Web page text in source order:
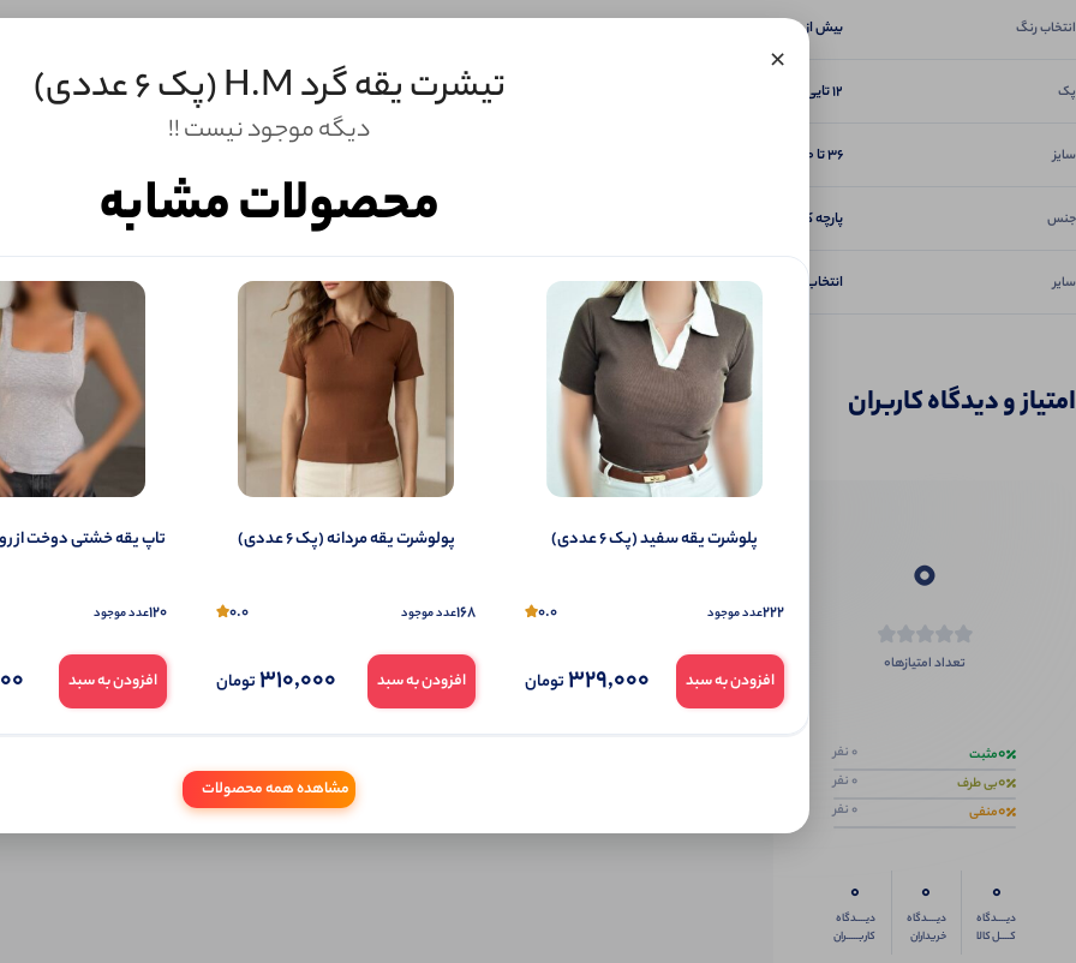
انتخاب رنگ بیش از ۱۰۰ طرح بی نظیر
پک 12 تایی, 6 تایی
سایز 36 تا 50, دارای ۴ سایز M.L.XL.XXL
جنس پارچه کبریتی پنبه گرم‌بالا
سایر انتخاب طرح ندارد رندوم و سایزبندی گزاشته میشه, بسته بندی تک سلفون, فول کش با کشسانی بالا
امتیاز و دیدگاه کاربران
0
تعداد امتیازها0
0مثبت 0 نفر
0بی طرف 0 نفر
0منفی 0 نفر
0
دیــــدگاه
کــــل کالا
0
دیــــدگاه
خریداران
0
دیــــدگاه
کاربـــــران
ثبـــــت‌دیدگاه
به‌عنوان کاربر
شما هم می‌توانید در مورد این کالا نظر دهید.
اگر این محصول را قبلا خریده باشید، دیدگاه شما به عنوان خریدار ثبت خواهد شد. همچنین در صورت
تمایل می‌توانید به صورت ناشناس نیز دیدگاه خود را ثبت کنید.
× تیشرت یقه گرد H.M (پک 6 عددی)
دیگه موجود نیست !!
محصولات مشابه
پلوشرت یقه سفید (پک 6 عددی)
222عدد موجود 0.0
افزودن به سبد 329,000تومان
پولوشرت یقه مردانه (پک 6 عددی)
168عدد موجود 0.0
افزودن به سبد 310,000تومان
تاپ یقه خشتی دوخت از رو (پک
120عدد موجود
افزودن به سبد
مشاهده همه محصولات